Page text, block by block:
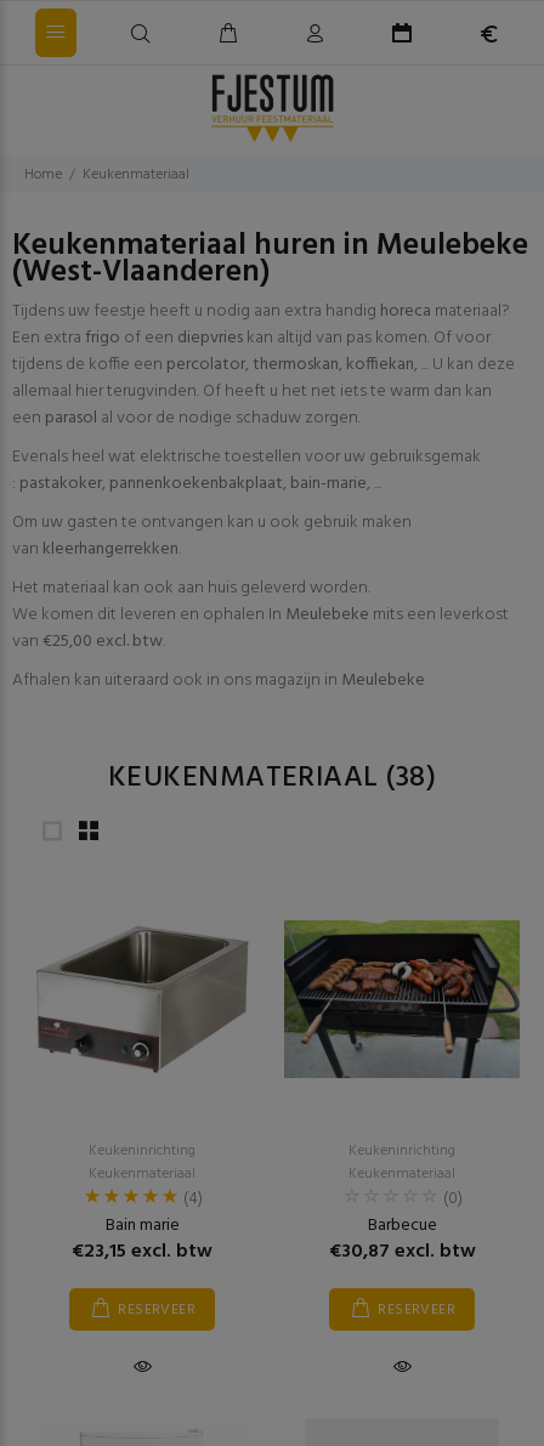
Home Keukenmateriaal
Keukenmateriaal huren in Meulebeke
(West-Vlaanderen)
Tijdens uw feestje heeft u nodig aan extra handig horeca materiaal?
Een extrafrigo of een diepvrieskan altijd van pas komen. Of voor
tijdens de koffie een percolator, thermoskan, koffiekan, ... U kan deze
allemaal hier terugvinden. Of heeft u het net iets te warm dan kan
een parasol al voor de nodige schaduw zorgen.
Evenals heel wat elektrische toestellen voor uw gebruiksgemak
: pastakoker, pannenkoekenbakplaat, bain-marie, ...
Om uw gasten te ontvangen kan u ook gebruik maken
van kleerhangerrekken.
Het materiaal kan ook aan huis geleverd worden.
We komen dit leveren en ophalen In Meulebeke mits een leverkost
van€25,00 excl. btw.
Afhalen kan uiteraard ook in ons magazijn in Meulebeke
KEUKENMATERIAAL (38)
Keukeninrichting
Keukenmateriaal
(4)
Bain marie
€23,15 excl. btw
RESERVEER
Keukeninrichting
Keukenmateriaal
(0)
Barbecue
€30,87 excl. btw
RESERVEER